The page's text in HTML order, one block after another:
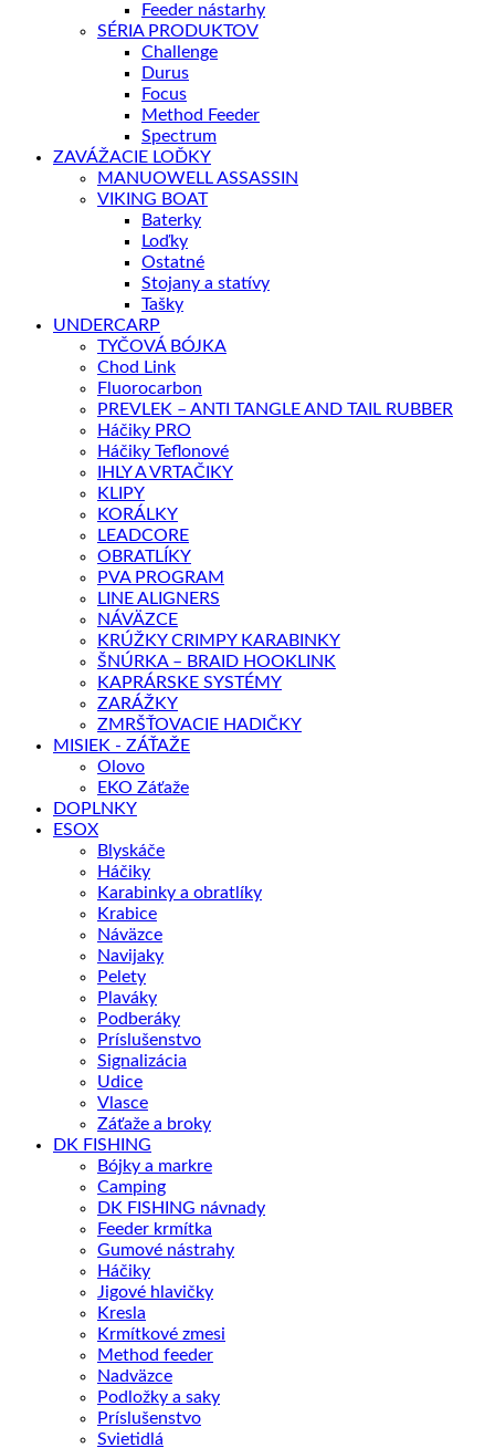
Feeder nástarhy
SÉRIA PRODUKTOV
Challenge
Durus
Focus
Method Feeder
Spectrum
ZAVÁŽACIE LOĎKY
MANUOWELL ASSASSIN
VIKING BOAT
Baterky
Loďky
Ostatné
Stojany a statívy
Tašky
UNDERCARP
TYČOVÁ BÓJKA
Chod Link
Fluorocarbon
PREVLEK – ANTI TANGLE AND TAIL RUBBER
Háčiky PRO
Háčiky Teflonové
IHLY A VRTAČIKY
KLIPY
KORÁLKY
LEADCORE
OBRATLÍKY
PVA PROGRAM
LINE ALIGNERS
NÁVÄZCE
KRÚŽKY CRIMPY KARABINKY
ŠNÚRKA – BRAID HOOKLINK
KAPRÁRSKE SYSTÉMY
ZARÁŽKY
ZMRŠŤOVACIE HADIČKY
MISIEK - ZÁŤAŽE
Olovo
EKO Záťaže
DOPLNKY
ESOX
Blyskáče
Háčiky
Karabinky a obratlíky
Krabice
Náväzce
Navijaky
Pelety
Plaváky
Podberáky
Príslušenstvo
Signalizácia
Udice
Vlasce
Záťaže a broky
DK FISHING
Bójky a markre
Camping
DK FISHING návnady
Feeder krmítka
Gumové nástrahy
Háčiky
Jigové hlavičky
Kresla
Krmítkové zmesi
Method feeder
Nadväzce
Podložky a saky
Príslušenstvo
Svietidlá